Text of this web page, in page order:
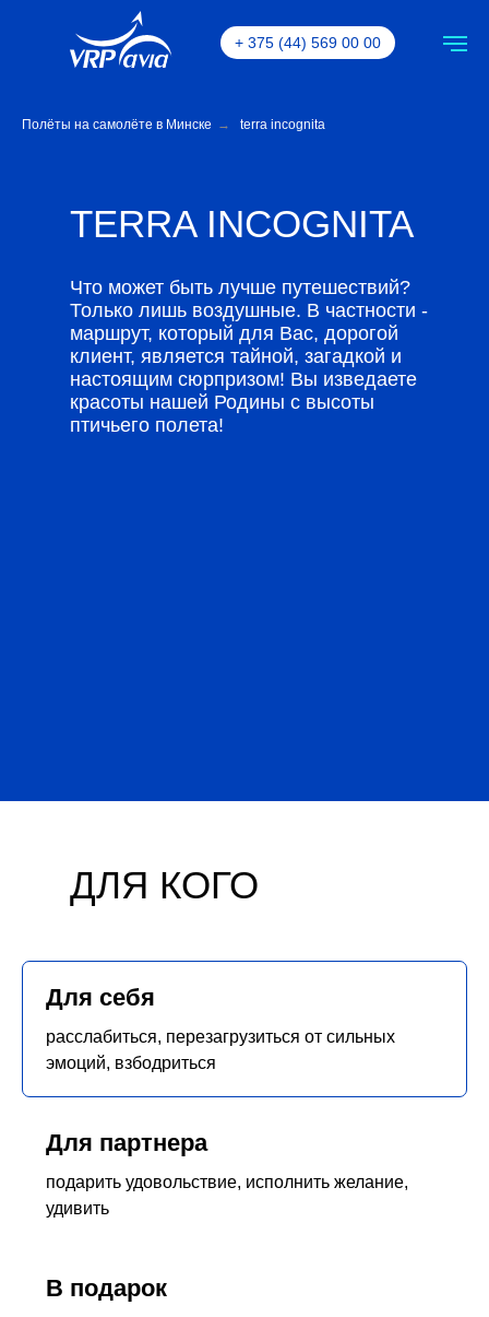
+ 375 (44) 569 00 00
Полёты на самолёте в Минске → terra incognita
TERRA INCOGNITA
Что может быть лучше путешествий?
Только лишь воздушные. В частности -
маршрут, который для Вас, дорогой
клиент, является тайной, загадкой и
настоящим сюрпризом! Вы изведаете
красоты нашей Родины с высоты
птичьего полета!
ДЛЯ КОГО
Для себя
расслабиться, перезагрузиться от сильных
эмоций, взбодриться
Для партнера
подарить удовольствие, исполнить желание,
удивить
В подарок